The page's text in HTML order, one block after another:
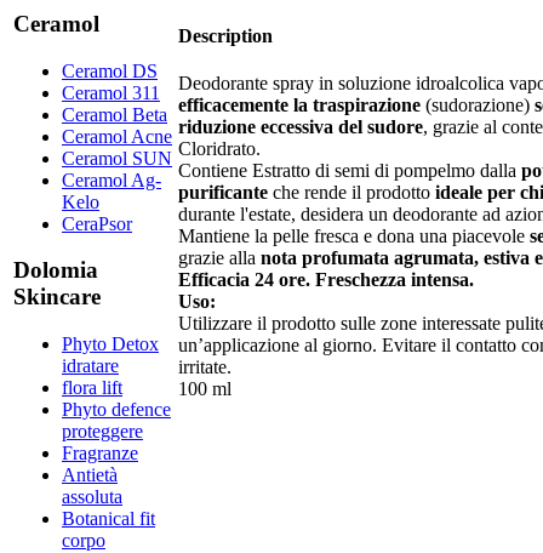
Ceramol
Ceramol DS
Ceramol 311
Ceramol Beta
Ceramol Acne
Ceramol SUN
Ceramol Ag-
Kelo
CeraPsor
Dolomia
Skincare
Phyto Detox
idratare
flora lift
Phyto defence
proteggere
Fragranze
Antietà
assoluta
Botanical fit
corpo
Description
Deodorante spray in soluzione idroalcolica
efficacemente la traspirazione (sudorazione)
riduzione eccessiva del sudore, grazie al
Cloridrato.
Contiene Estratto di semi di pompelmo dalla
purificante che rende il prodotto ideale per
durante l'estate, desidera un deodorante ad
Mantiene la pelle fresca e dona una piacevole
grazie alla nota profumata agrumata, estiva
Efficacia 24 ore. Freschezza intensa.
Uso:
Utilizzare il prodotto sulle zone interessate
un’applicazione al giorno. Evitare il contatto
irritate.
100 ml